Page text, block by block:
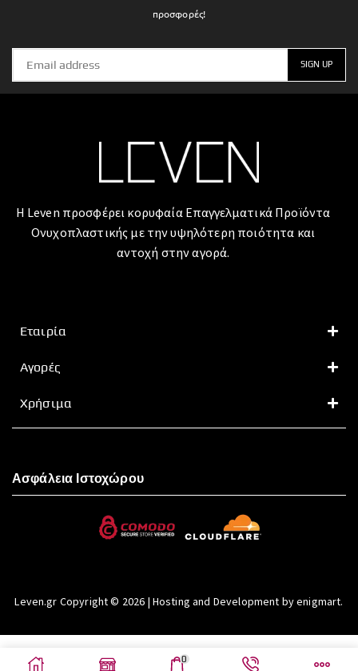
προσφορές!
Η Leven προσφέρει κορυφαία Επαγγελματικά Προϊόντα
Ονυχοπλαστικής με την υψηλότερη ποιότητα και
αντοχή στην αγορά.
Εταιρία
Αγορές
Χρήσιμα
Ασφάλεια Ιστοχώρου
Leven.gr Copyright © 2026 | Hosting and Development by enigmart.
0